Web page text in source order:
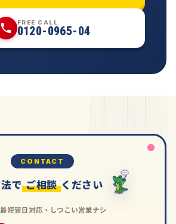
FREE CALL
0120-0965-04
CONTACT
で ご相談 ください
短翌日対応・しつこい営業ナシ